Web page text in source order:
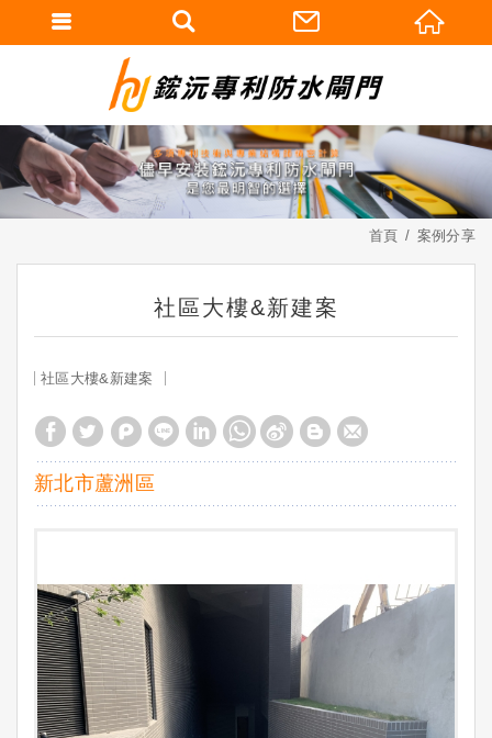
首頁 案例分享
社區大樓&新建案
社區大樓&新建案
新北市蘆洲區